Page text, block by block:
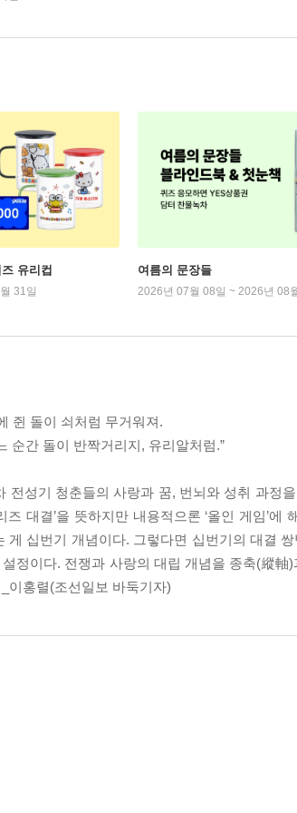
유리컵
31일
여름의 문장들
2026년 07월 08일 ~ 2026년 08
쥔 돌이 쇠처럼 무거워져.
순간 돌이 반짝거리지, 유리알처럼.”
전성기 청춘들의 사랑과 꿈, 번뇌와 성취 과정
즈 대결’을 뜻하지만 내용적으론 ‘올인 게임’
게 십번기 개념이다. 그렇다면 십번기의 대결
정이다. 전쟁과 사랑의 대립 개념을 종축(縱
이홍렬(조선일보 바둑기자)